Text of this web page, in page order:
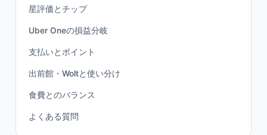
星評価とチップ
Uber Oneの損益分岐
支払いとポイント
出前館・Woltと使い分け
食費とのバランス
よくある質問